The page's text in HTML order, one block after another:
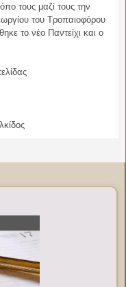
τους μαζί τους την
του Τροπαιοφόρου
το νέο Παντείχι και ο